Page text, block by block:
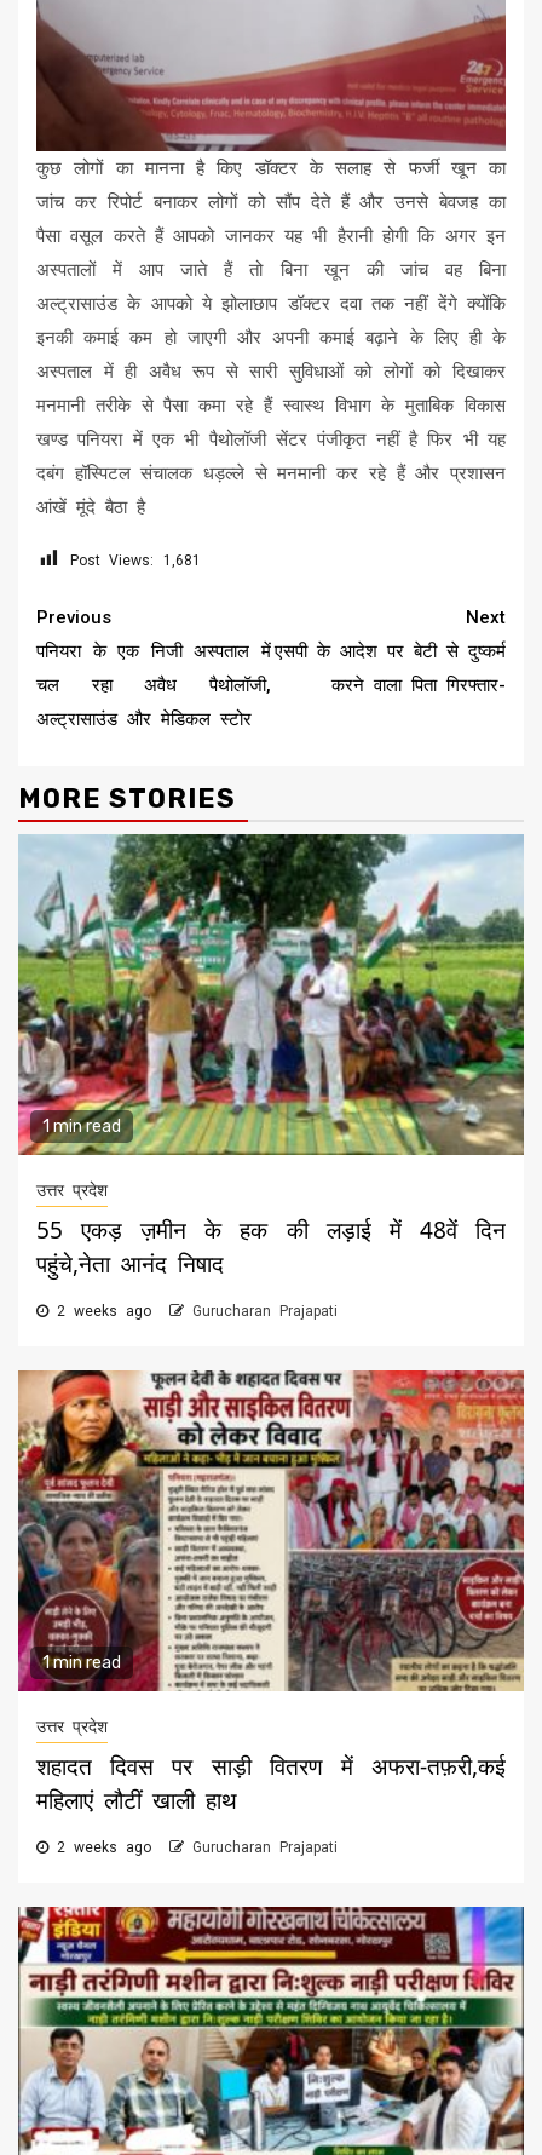
कुछ लोगों का मानना है किए डॉक्टर के सलाह से फर्जी खून का
जांच कर रिपोर्ट बनाकर लोगों को सौंप देते हैं और उनसे बेवजह का
पैसा वसूल करते हैं आपको जानकर यह भी हैरानी होगी कि अगर इन
अस्पतालों में आप जाते हैं तो बिना खून की जांच वह बिना
अल्ट्रासाउंड के आपको ये झोलाछाप डॉक्टर दवा तक नहीं देंगे क्योंकि
इनकी कमाई कम हो जाएगी और अपनी कमाई बढ़ाने के लिए ही के
अस्पताल में ही अवैध रूप से सारी सुविधाओं को लोगों को दिखाकर
मनमानी तरीके से पैसा कमा रहे हैं स्वास्थ विभाग के मुताबिक विकास
खण्ड पनियरा में एक भी पैथोलॉजी सेंटर पंजीकृत नहीं है फिर भी यह
दबंग हॉस्पिटल संचालक धड़ल्ले से मनमानी कर रहे हैं और प्रशासन
आंखें मूंदे बैठा है
Post Views: 1,681
Continue
Reading
Previous
पनियरा के एक निजी अस्पताल में
चल रहा अवैध पैथोलॉजी,
अल्ट्रासाउंड और मेडिकल स्टोर
Next
एसपी के आदेश पर बेटी से दुष्कर्म
करने वाला पिता गिरफ्तार-
MORE STORIES
1 min read
उत्तर प्रदेश
55 एकड़ ज़मीन के हक की लड़ाई में 48वें दिन
पहुंचे,नेता आनंद निषाद
2 weeks ago Gurucharan Prajapati
1 min read
उत्तर प्रदेश
शहादत दिवस पर साड़ी वितरण में अफरा-तफ़री,कई
महिलाएं लौटीं खाली हाथ
2 weeks ago Gurucharan Prajapati